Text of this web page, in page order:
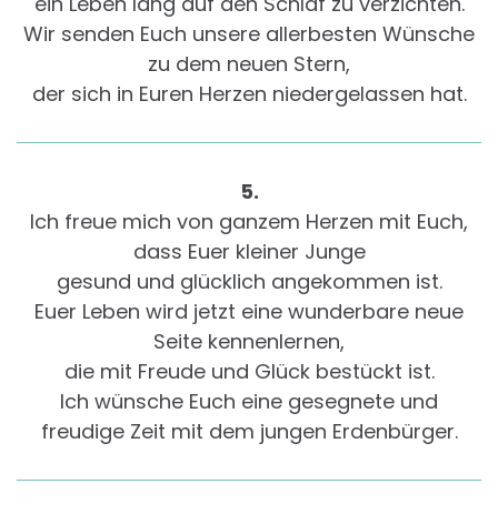
Wir senden Euch unsere allerbesten Wünsche
zu dem neuen Stern,
der sich in Euren Herzen niedergelassen hat.
5.
Ich freue mich von ganzem Herzen mit Euch,
dass Euer kleiner Junge
gesund und glücklich angekommen ist.
Euer Leben wird jetzt eine wunderbare neue
Seite kennenlernen,
die mit Freude und Glück bestückt ist.
Ich wünsche Euch eine gesegnete und
freudige Zeit mit dem jungen Erdenbürger.